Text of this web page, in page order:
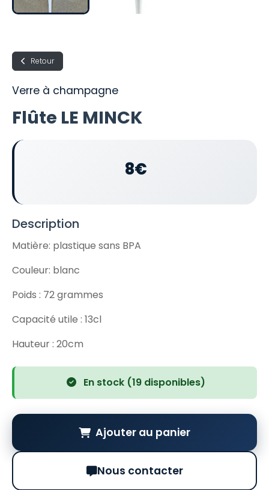
Retour
Verre à champagne
Flûte LE MINCK
8€
Description
Matière: plastique sans BPA
Couleur: blanc
Poids : 72 grammes
Capacité utile : 13cl
Hauteur : 20cm
En stock (19 disponibles)
Ajouter au panier
Nous contacter